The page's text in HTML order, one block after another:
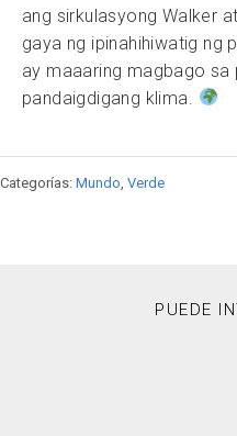
ang sirkulasyong Walker
gaya ng ipinahihiwatig ng
ay maaaring magbago sa
pandaigdigang klima.
Categorías: Mundo Verde
PUEDE